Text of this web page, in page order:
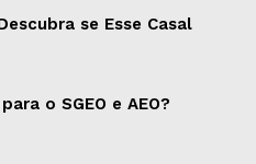
se Esse Casal
o SGEO e AEO?